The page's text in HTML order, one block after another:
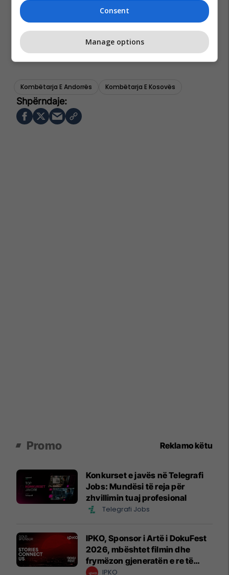
Kombëtarja E Andorrës Kombëtarja E Kosovës
Promo Reklamo këtu
Konkurset e javës në Telegrafi
Jobs: Mundësi të reja për
zhvillimin tuaj profesional
Telegrafi Jobs
IPKO, Sponsor i Artë i DokuFest
2026, mbështet filmin dhe
frymëzon gjeneratën e re të
krijuesve
IPKO
Consent
Manage options